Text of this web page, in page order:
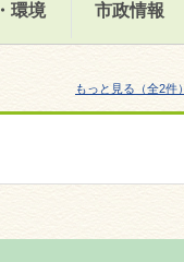
環境 市政情報
もっと見る（全2件）